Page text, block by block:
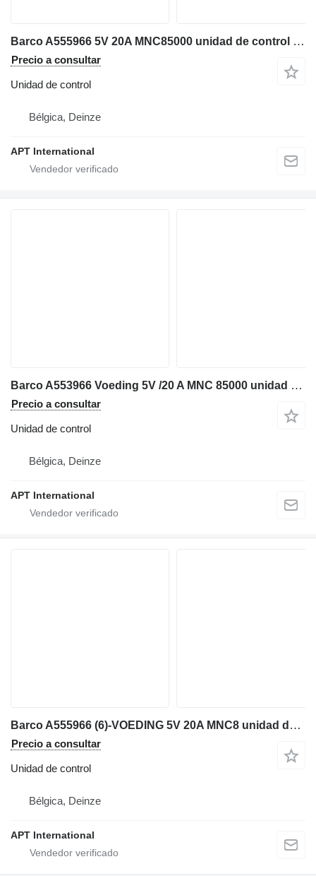
Barco A555966 5V 20A MNC85000 unidad de control para maquinaria industrial
Precio a consultar
Unidad de control
Bélgica, Deinze
APT International
Barco A553966 Voeding 5V /20 A MNC 85000 unidad de control para maquinaria industrial
Precio a consultar
Unidad de control
Bélgica, Deinze
APT International
Barco A555966 (6)-VOEDING 5V 20A MNC8 unidad de control para maquinaria industrial
Precio a consultar
Unidad de control
Bélgica, Deinze
APT International